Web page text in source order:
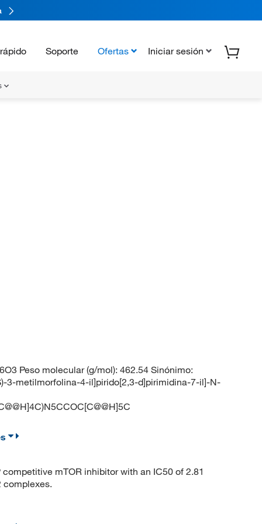
Soporte Ofertas Iniciar sesión
Peso molecular (g/mol): 462.54 Sinónimo:
3-metilmorfolina-4-il]pirido[2,3-d]pirimidina-7-il]-N-
mTOR inhibitor with an IC50 of 2.81
complexes.